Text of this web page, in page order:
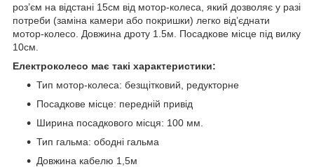
роз’єм на відстані 15см від мотор-колеса, який дозволяє у разі
потреби (заміна камери або покришки) легко від’єднати
мотор-колесо. Довжина дроту 1.5м. Посадкове місце під вилку
10см.
Електроколесо має такі характеристики:
Тип мотор-колеса: безщітковий, редукторне
Посадкове місце: передній привід
Ширина посадкового місця: 100 мм.
Тип гальма: ободні гальма
Довжина кабелю 1,5м